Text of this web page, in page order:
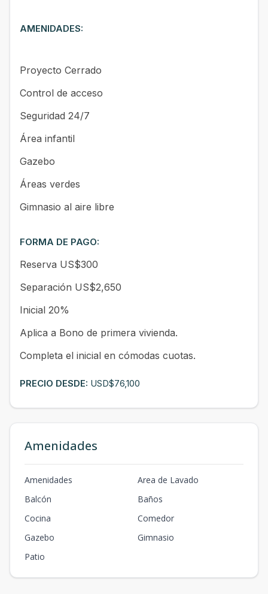
AMENIDADES:
Proyecto Cerrado
Control de acceso
Seguridad 24/7
Área infantil
Gazebo
Áreas verdes
Gimnasio al aire libre
FORMA DE PAGO:
Reserva US$300
Separación US$2,650
Inicial 20%
Aplica a Bono de primera vivienda.
Completa el inicial en cómodas cuotas.
PRECIO DESDE: USD$76,100
Amenidades
Amenidades
Area de Lavado
Balcón
Baños
Cocina
Comedor
Gazebo
Gimnasio
Patio